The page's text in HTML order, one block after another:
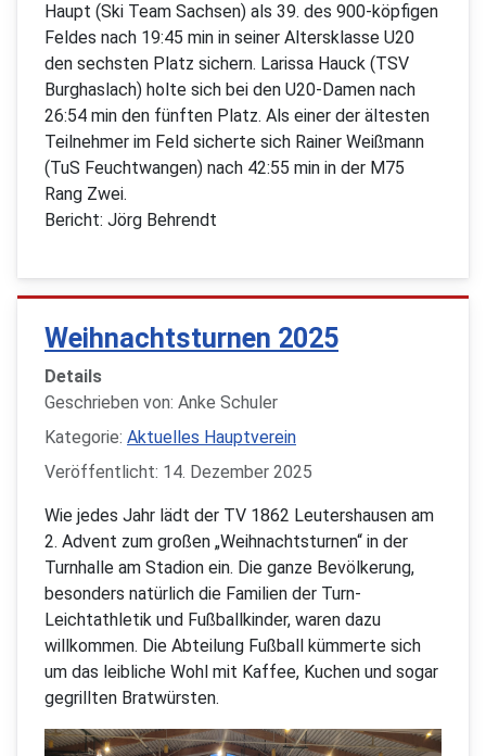
Haupt (Ski Team Sachsen) als 39. des 900-köpfigen
Feldes nach 19:45 min in seiner Altersklasse U20
den sechsten Platz sichern. Larissa Hauck (TSV
Burghaslach) holte sich bei den U20-Damen nach
26:54 min den fünften Platz. Als einer der ältesten
Teilnehmer im Feld sicherte sich Rainer Weißmann
(TuS Feuchtwangen) nach 42:55 min in der M75
Rang Zwei.
Bericht: Jörg Behrendt
Weihnachtsturnen 2025
Details
Geschrieben von: Anke Schuler
Kategorie: Aktuelles Hauptverein
Veröffentlicht: 14. Dezember 2025
Wie jedes Jahr lädt der TV 1862 Leutershausen am
2. Advent zum großen „Weihnachtsturnen“ in der
Turnhalle am Stadion ein. Die ganze Bevölkerung,
besonders natürlich die Familien der Turn-
Leichtathletik und Fußballkinder, waren dazu
willkommen. Die Abteilung Fußball kümmerte sich
um das leibliche Wohl mit Kaffee, Kuchen und sogar
gegrillten Bratwürsten.